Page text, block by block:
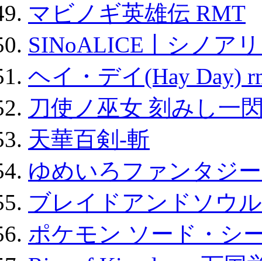
マビノギ英雄伝 RMT
SINoALICE丨シノア
ヘイ・デイ(Hay Day)
刀使ノ巫女 刻みし一
天華百剣-斬
ゆめいろファンタジ
ブレイドアンドソウ
ポケモン ソード・シ